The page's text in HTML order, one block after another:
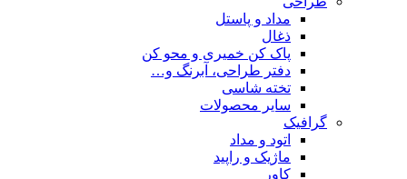
مداد و پاستل
ذغال
پاک کن خمیری و محو کن
دفتر طراحی، آبرنگ و…
تخته شاسی
سایر محصولات
گرافیک
اتود و مداد
ماژیک و راپید
کاور